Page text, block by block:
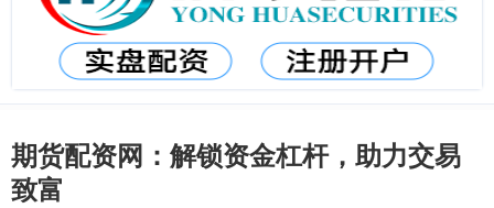
期货配资网：解锁资金杠杆，助力交易
致富